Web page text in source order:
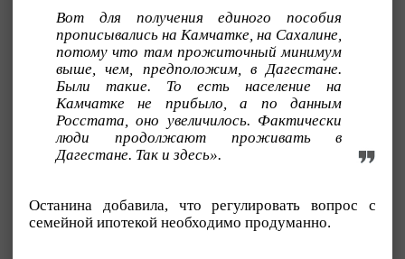
Вот для получения единого пособия
прописывались на Камчатке, на Сахалине,
потому что там прожиточный минимум
выше, чем, предположим, в Дагестане.
Были такие. То есть население на
Камчатке не прибыло, а по данным
Росстата, оно увеличилось. Фактически
люди продолжают проживать в
Дагестане. Так и здесь».
Останина добавила, что регулировать вопрос с
семейной ипотекой необходимо продуманно.